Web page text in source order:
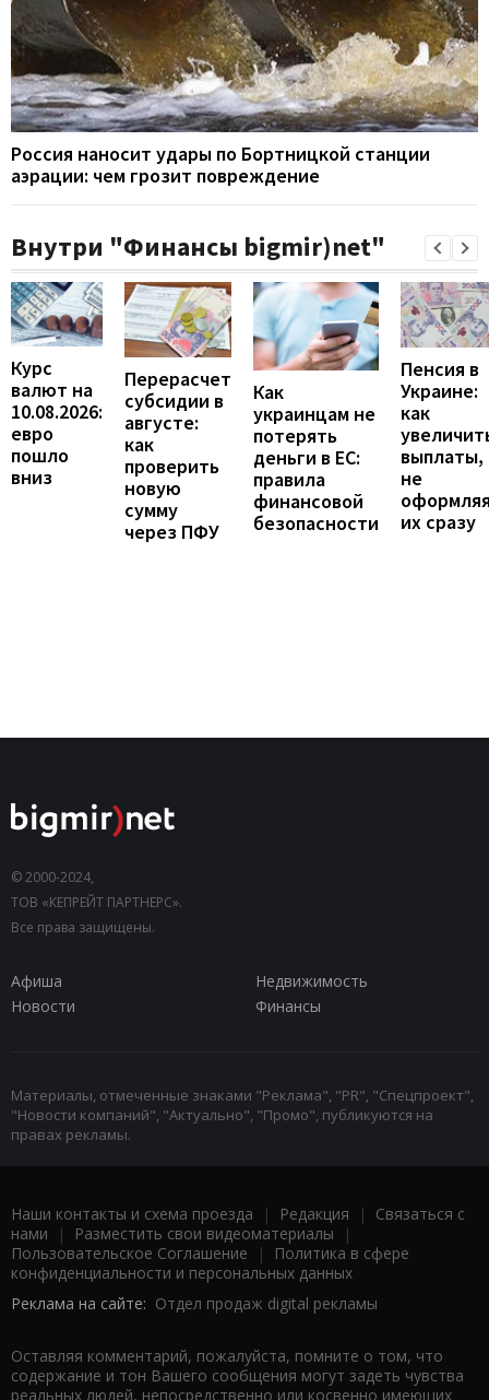
Россия наносит удары по Бортницкой станции
аэрации: чем грозит повреждение
Внутри "Финансы bigmir)net"
Курс
валют на
10.08.2026:
евро
пошло
вниз
Перерасчет
субсидии в
августе:
как
проверить
новую
сумму
через ПФУ
Как
украинцам не
потерять
деньги в ЕС:
правила
финансовой
безопасности
Пенсия в
Украине:
как
выплаты,
не
их сразу
© 2000-2024,
ТОВ «КЕПРЕЙТ ПАРТНЕРС».
Все права защищены.
Афиша
Недвижимость
Новости
Финансы
Материалы, отмеченные знаками "Реклама", "PR", "Спецпроект",
"Новости компаний", "Актуально", "Промо", публикуются на
правах рекламы.
Наши контакты и схема проезда | Редакция | Связаться с
нами | Разместить свои видеоматериалы |
Пользовательское Соглашение |
Политика в сфере
конфиденциальности и персональных данных
Реклама на сайте: Отдел продаж digital рекламы
Оставляя комментарий, пожалуйста, помните о том, что
содержание и тон Вашего сообщения могут задеть чувства
реальных людей, непосредственно или косвенно имеющих